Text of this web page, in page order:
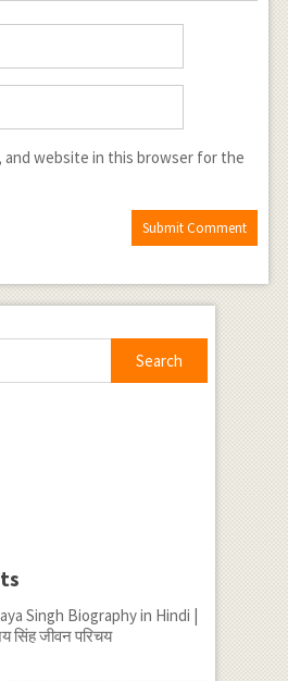
and website in this browser for the
Singh Biography in Hindi |
सिंह जीवन परिचय